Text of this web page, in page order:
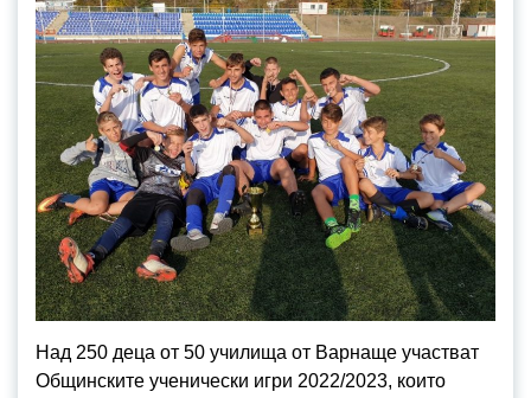
Над 250 деца от 50 училища от Варнаще участват
Общинските ученически игри 2022/2023, които